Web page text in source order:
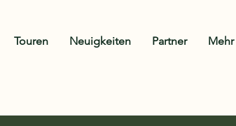
Touren Neuigkeiten Partner Mehr